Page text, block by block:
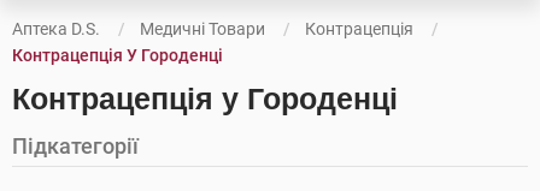
Аптека D.S. Медичні Товари
Контрацепція
Контрацепція У Городенці
Контрацепція у Городенці
Підкатегорії